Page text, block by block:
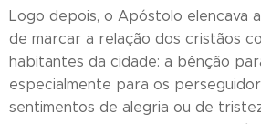
Logo depois, o Apóstolo elencava
de marcar a relação dos cristãos
habitantes da cidade: a bênção
especialmente para os
sentimentos de alegria ou de